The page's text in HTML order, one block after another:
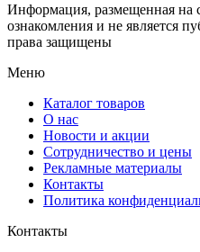
Информация, размещенная на
ознакомления и не является
права защищены
Меню
Каталог товаров
О нас
Новости и акции
Сотрудничество и цены
Рекламные материалы
Контакты
Политика
Контакты